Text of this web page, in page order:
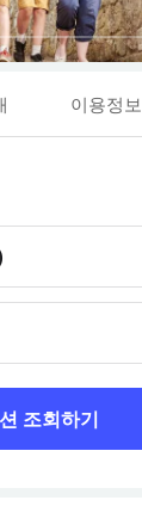
이용정보
조회하기